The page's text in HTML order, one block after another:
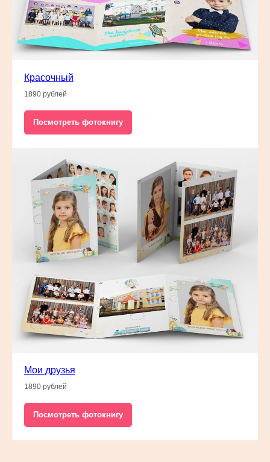
Красочный
1890 рублей
Посмотреть фотокнигу
Мои друзья
1890 рублей
Посмотреть фотокнигу